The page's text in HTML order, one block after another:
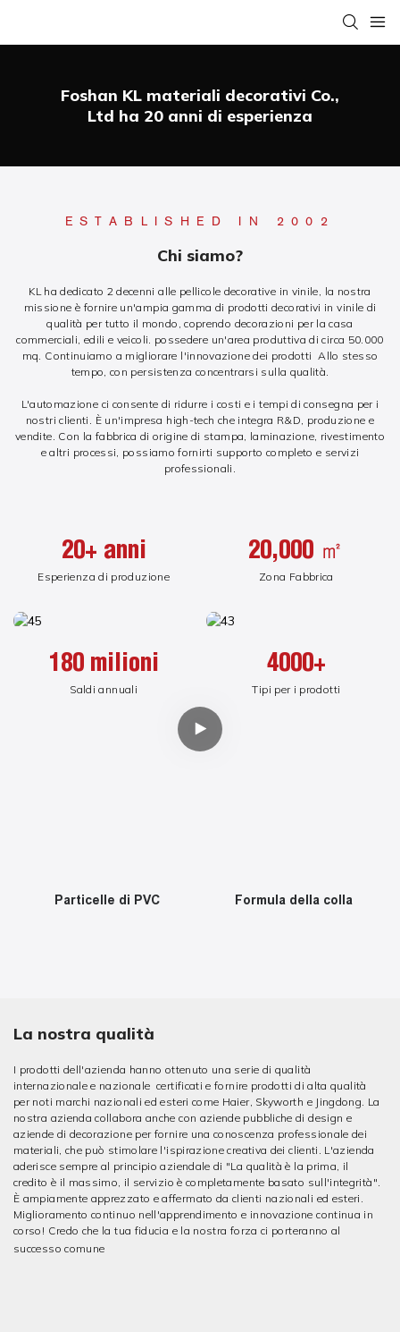
Foshan KL materiali decorativi Co.,
Ltd ha 20 anni di esperienza
ESTABLISHED IN 2002
Chi siamo?
KL ha dedicato 2 decenni alle pellicole decorative in vinile, la nostra
missione è fornire un'ampia gamma di prodotti decorativi in ​​vinile di
qualità per tutto il mondo, coprendo decorazioni per la casa
commerciali, edili e veicoli. possedere un'area produttiva di circa 50.000
mq. Continuiamo a migliorare l'innovazione dei prodotti Allo stesso
tempo, con persistenza concentrarsi sulla qualità.
L'automazione ci consente di ridurre i costi e i tempi di consegna per i
nostri clienti. È un'impresa high-tech che integra R&D, produzione e
vendite. Con la fabbrica di origine di stampa, laminazione, rivestimento
e altri processi, possiamo fornirti supporto completo e servizi
professionali.
20+ anni
Esperienza di produzione
20,000 ㎡
Zona Fabbrica
180 milioni
Saldi annuali
4000+
Tipi per i prodotti
Particelle di PVC Formula della colla
La nostra qualità
I prodotti dell'azienda hanno ottenuto una serie di qualità
internazionale e nazionale certificati e fornire prodotti di alta qualità
per noti marchi nazionali ed esteri come Haier, Skyworth e Jingdong. La
nostra azienda collabora anche con aziende pubbliche di design e
aziende di decorazione per fornire una conoscenza professionale dei
materiali, che può stimolare l'ispirazione creativa dei clienti. L'azienda
aderisce sempre al principio aziendale di "La qualità è la prima, il
credito è il massimo, il servizio è completamente basato sull'integrità".
È ampiamente apprezzato e affermato da clienti nazionali ed esteri.
Miglioramento continuo nell'apprendimento e innovazione continua in
corso! Credo che la tua fiducia e la nostra forza ci porteranno al
successo comune